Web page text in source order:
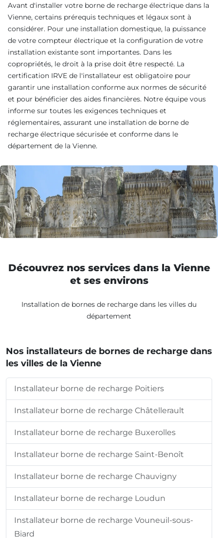
Avant d'installer votre borne de recharge électrique dans la
Vienne, certains prérequis techniques et légaux sont à
considérer. Pour une installation domestique, la puissance
de votre compteur électrique et la configuration de votre
installation existante sont importantes. Dans les
copropriétés, le droit à la prise doit être respecté. La
certification IRVE de l'installateur est obligatoire pour
garantir une installation conforme aux normes de sécurité
et pour bénéficier des aides financières. Notre équipe vous
informe sur toutes les exigences techniques et
réglementaires, assurant une installation de borne de
recharge électrique sécurisée et conforme dans le
département de la Vienne.
Découvrez nos services dans la Vienne
et ses environs
Installation de bornes de recharge dans les villes du
département
Nos installateurs de bornes de recharge dans
les villes de la Vienne
Installateur borne de recharge Poitiers
Installateur borne de recharge Châtellerault
Installateur borne de recharge Buxerolles
Installateur borne de recharge Saint-Benoît
Installateur borne de recharge Chauvigny
Installateur borne de recharge Loudun
Installateur borne de recharge Vouneuil-sous-
Biard